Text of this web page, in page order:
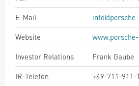
E-Mail
Website
Investor Relations
Frank Gaube
IR-Telefon
+49-711-911-